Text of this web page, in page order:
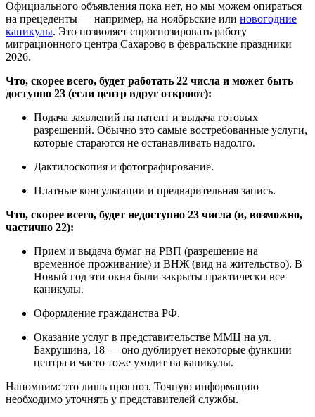
Официального объявления пока нет, но мы можем опираться
на прецеденты — например, на ноябрьские или новогодние
каникулы. Это позволяет спрогнозировать работу
миграционного центра Сахарово в февральские праздники
2026.
Что, скорее всего, будет работать 22 числа и может быть
доступно 23 (если центр вдруг откроют):
Подача заявлений на патент и выдача готовых
разрешений. Обычно это самые востребованные услуги,
которые стараются не останавливать надолго.
Дактилоскопия и фотографирование.
Платные консультации и предварительная запись.
Что, скорее всего, будет недоступно 23 числа (и, возможно,
частично 22):
Прием и выдача бумаг на РВП (разрешение на
временное проживание) и ВНЖ (вид на жительство). В
Новый год эти окна были закрыты практически все
каникулы.
Оформление гражданства РФ.
Оказание услуг в представительстве ММЦ на ул.
Бахрушина, 18 — оно дублирует некоторые функции
центра и часто тоже уходит на каникулы.
Напомним: это лишь прогноз. Точную информацию
необходимо уточнять у представителей службы.